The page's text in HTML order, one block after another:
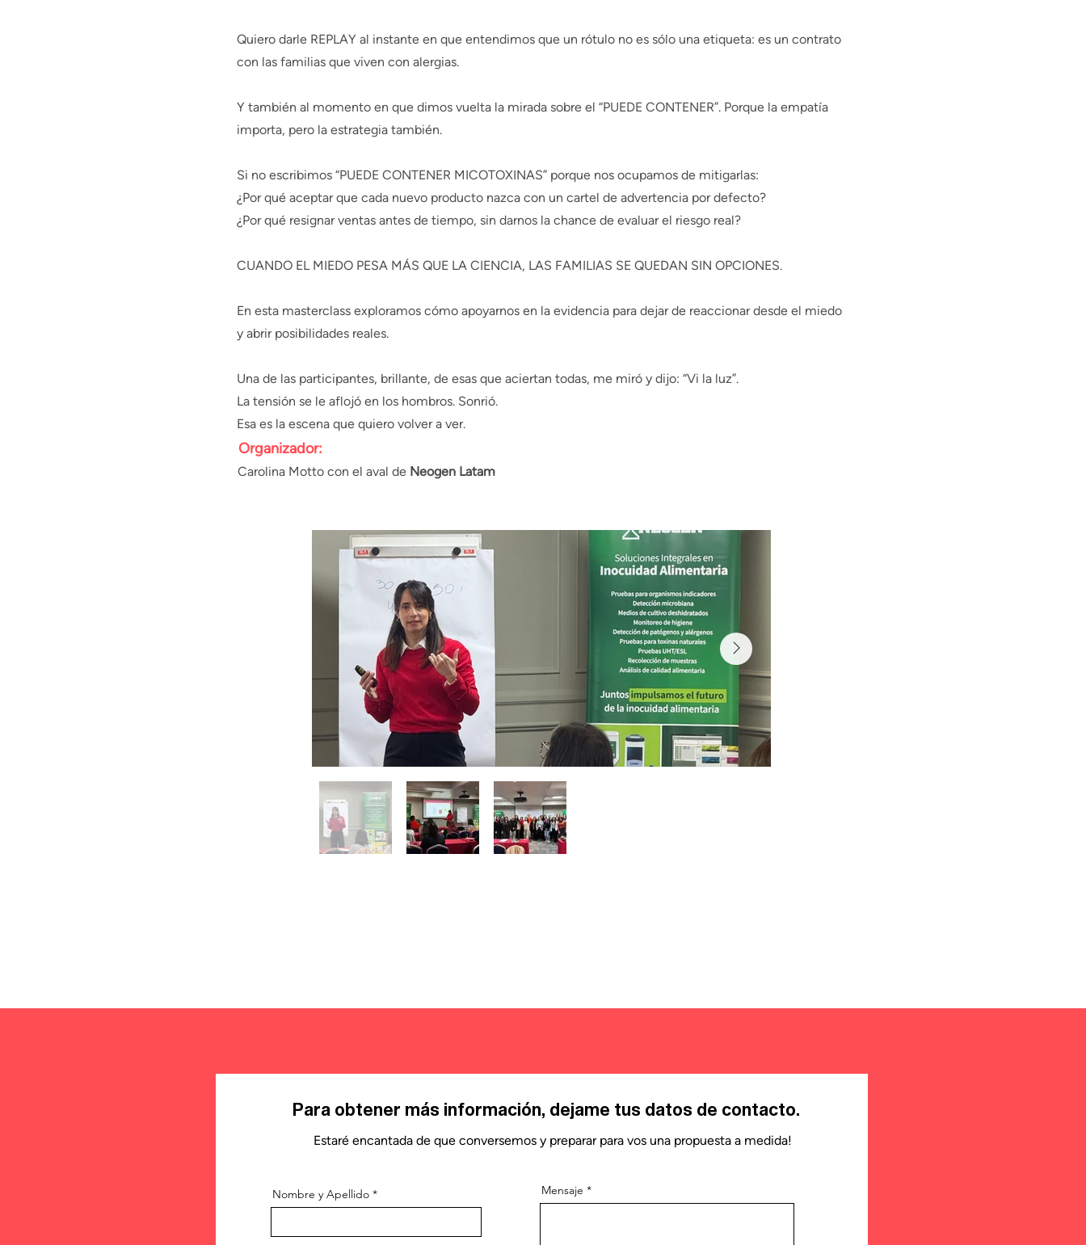
Quiero darle REPLAY al instante en que entendimos que un rótulo no es sólo una etiqueta: es un contrato
con las familias que viven con alergias.
Y también al momento en que dimos vuelta la mirada sobre el “PUEDE CONTENER”. Porque la empatía
importa, pero la estrategia también.
Si no escribimos “PUEDE CONTENER MICOTOXINAS” porque nos ocupamos de mitigarlas:
¿Por qué aceptar que cada nuevo producto nazca con un cartel de advertencia por defecto?
¿Por qué resignar ventas antes de tiempo, sin darnos la chance de evaluar el riesgo real?
CUANDO EL MIEDO PESA MÁS QUE LA CIENCIA, LAS FAMILIAS SE QUEDAN SIN OPCIONES.
En esta masterclass exploramos cómo apoyarnos en la evidencia para dejar de reaccionar desde el miedo
y abrir posibilidades reales.
Una de las participantes, brillante, de esas que aciertan todas, me miró y dijo: “Vi la luz”.
La tensión se le aflojó en los hombros. Sonrió.
Esa es la escena que quiero volver a ver.
Organizador:
Carolina Motto con el aval de Neogen Latam
Para obtener más información, dejame tus datos de contacto.
Estaré encantada de que conversemos y preparar para vos una propuesta a medida!
Nombre y Apellido Mensaje